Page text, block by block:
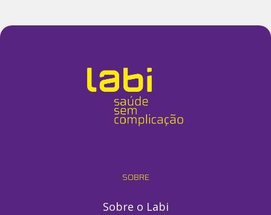
SOBRE
Sobre o Labi